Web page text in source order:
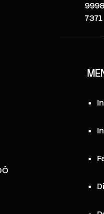
7371